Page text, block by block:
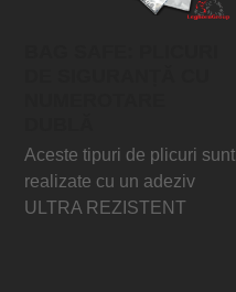
Aceste tipuri de plicuri sunt
realizate cu un adeziv
ULTRA REZISTENT